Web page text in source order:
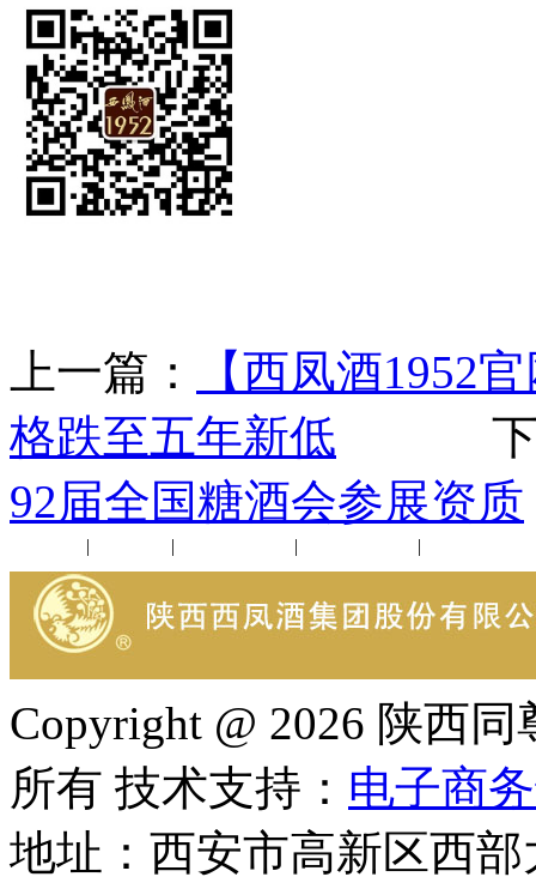
上一篇：
【西凤酒1952
格跌至五年新低 下一
92届全国糖酒会参展资质
| | | |
Copyright @ 2026 陕西
所有 技术支持： 电子商
地址：西安市高新区西